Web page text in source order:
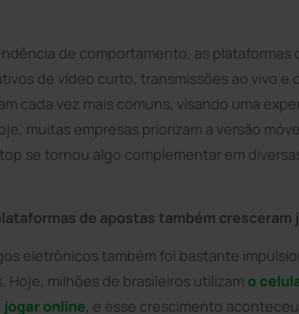
de comportamento, as plataformas
de vídeo curto, transmissões ao vivo
cada vez mais comuns, visando uma
muitas empresas priorizam a versão
se tornou algo complementar em
de apostas também cresceram
eletrônicos também foi bastante
Hoje, milhões de brasileiros utilizam o
online, e esse crescimento